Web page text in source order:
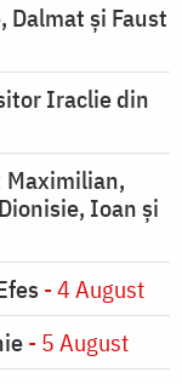
Dalmat şi Faust
Iraclie din
Maximilian,
Ioan şi
- 4 August
- 5 August